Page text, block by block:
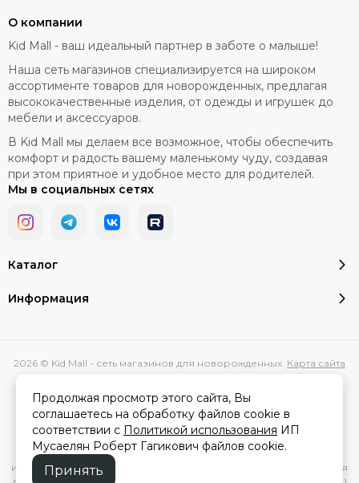
Каталог
Информация
О компании
Kid Mall - ваш идеальный партнер в заботе о малыше!
Наша сеть магазинов специализируется на широком
ассортименте товаров для новорожденных, предлагая
высококачественные изделия, от одежды и игрушек до
мебели и аксессуаров.
В Kid Mall мы делаем все возможное, чтобы обеспечить
комфорт и радость вашему маленькому чуду, создавая
при этом приятное и удобное место для родителей.
Мы в социальных сетях
2026 © Kid Mall - сеть магазинов для новорожденных. Карта сайта
Вся представленная на сайте информация, касающаяся
характеристик, стоимости товаров и услуг, носит
информационный характер и ни при каких условиях не является
Продолжая просмотр этого сайта, Вы
соглашаетесь на обработку файлов cookie в
соответствии с Политикой использования ИП
Мусаелян Роберт Гагикович файлов cookie.
Принять